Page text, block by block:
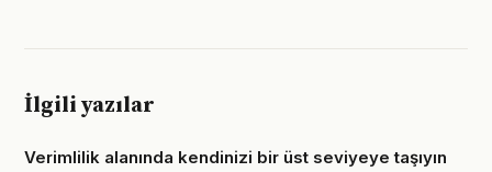
İlgili yazılar
Verimlilik alanında kendinizi bir üst seviyeye taşıyın